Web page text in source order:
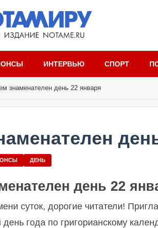
ИНТЕРВЬЮ СПОРТ
знаменателен день 22 января
ДЕНЬ
день 22
суток, дорогие читатели!
года по григорианскому